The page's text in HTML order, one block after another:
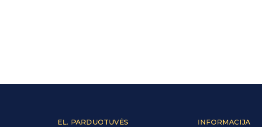
EL. PARDUOTUVĖS INFORMACIJA